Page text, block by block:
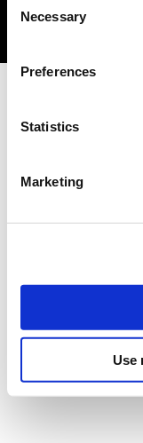
Selection
Necessary
Preferences
Statistics
Marketing
Use